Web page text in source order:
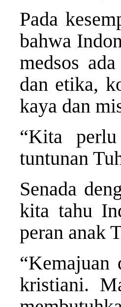
Pada
bahwa
medsos
dan etika,
kaya dan
“Kita
tuntunan
Senada
kita tahu
peran anak
“Kemajuan
kristiani.